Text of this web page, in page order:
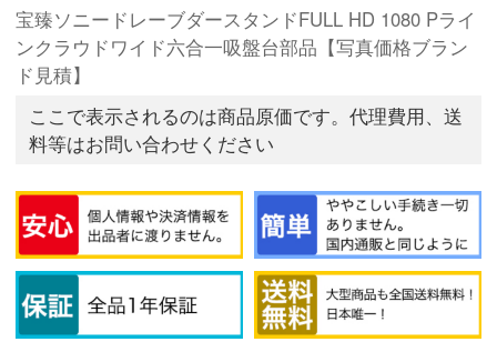
宝臻ソニードレーブダースタンドFULL HD 1080 Pライ
ンクラウドワイド六合一吸盤台部品【写真価格ブラン
ド見積】
ここで表示されるのは商品原価です。代理費用、送
料等はお問い合わせください